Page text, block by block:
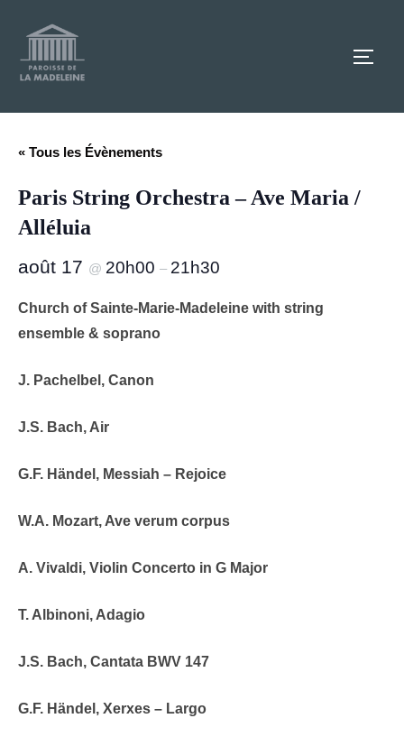
contenu
« Tous les Évènements
Paris String Orchestra – Ave Maria /
Alléluia
août 17 @ 20h00 – 21h30
Church of Sainte-Marie-Madeleine with string
ensemble & soprano
J. Pachelbel, Canon
J.S. Bach, Air
G.F. Händel, Messiah – Rejoice
W.A. Mozart, Ave verum corpus
A. Vivaldi, Violin Concerto in G Major
T. Albinoni, Adagio
J.S. Bach, Cantata BWV 147
G.F. Händel, Xerxes – Largo